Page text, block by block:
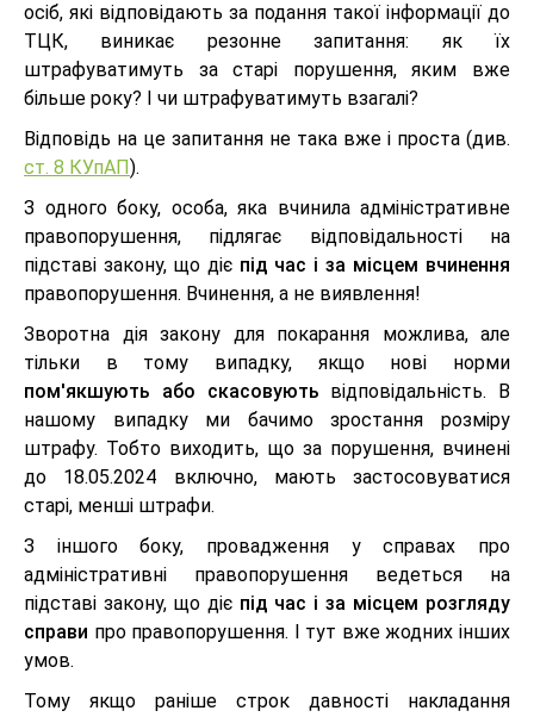
осіб, які відповідають за подання такої інформації до
ТЦК, виникає резонне запитання: як їх
штрафуватимуть за старі порушення, яким вже
більше року? І чи штрафуватимуть взагалі?
Відповідь на це запитання не така вже і проста (див.
ст. 8 КУпАП).
З одного боку, особа, яка вчинила адміністративне
правопорушення, підлягає відповідальності на
підставі закону, що діє під час і за місцем вчинення
правопорушення. Вчинення, а не виявлення!
Зворотна дія закону для покарання можлива, але
тільки в тому випадку, якщо нові норми
пом'якшують або скасовують відповідальність. В
нашому випадку ми бачимо зростання розміру
штрафу. Тобто виходить, що за порушення, вчинені
до 18.05.2024 включно, мають застосовуватися
старі, менші штрафи.
З іншого боку, провадження у справах про
адміністративні правопорушення ведеться на
підставі закону, що діє під час і за місцем розгляду
справи про правопорушення. І тут вже жодних інших
умов.
Тому якщо раніше строк давності накладання